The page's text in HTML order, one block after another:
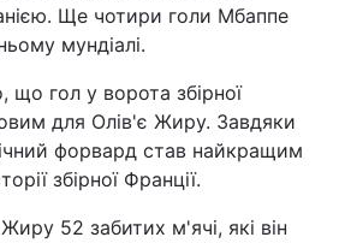
Ще чотири голи Мбаппе
мундіалі.
що гол у ворота збірної
для Олів'є Жиру. Завдяки
форвард став найкращим
збірної Франції.
52 забитих м'ячі, які він